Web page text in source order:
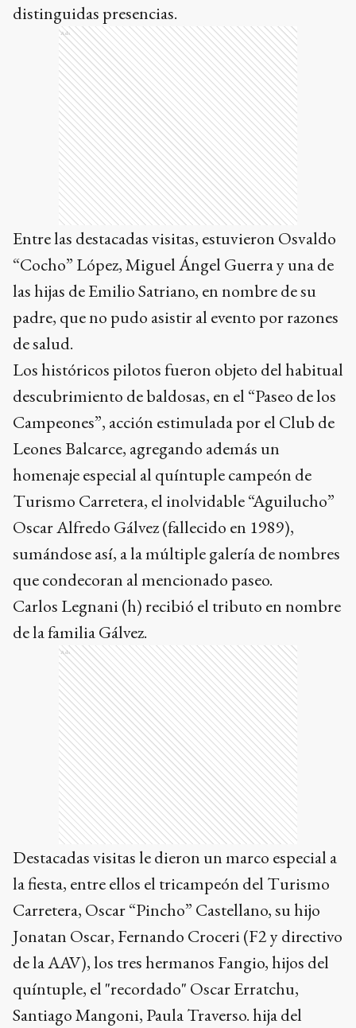
distinguidas presencias.
Ads
Entre las destacadas visitas, estuvieron Osvaldo
“Cocho” López, Miguel Ángel Guerra y una de
las hijas de Emilio Satriano, en nombre de su
padre, que no pudo asistir al evento por razones
de salud.
Los históricos pilotos fueron objeto del habitual
descubrimiento de baldosas, en el “Paseo de los
Campeones”, acción estimulada por el Club de
Leones Balcarce, agregando además un
homenaje especial al quíntuple campeón de
Turismo Carretera, el inolvidable “Aguilucho”
Oscar Alfredo Gálvez (fallecido en 1989),
sumándose así, a la múltiple galería de nombres
que condecoran al mencionado paseo.
Carlos Legnani (h) recibió el tributo en nombre
de la familia Gálvez.
Ads
Destacadas visitas le dieron un marco especial a
la fiesta, entre ellos el tricampeón del Turismo
Carretera, Oscar “Pincho” Castellano, su hijo
Jonatan Oscar, Fernando Croceri (F2 y directivo
de la AAV), los tres hermanos Fangio, hijos del
quíntuple, el "recordado" Oscar Erratchu,
Santiago Mangoni, Paula Traverso. hija del